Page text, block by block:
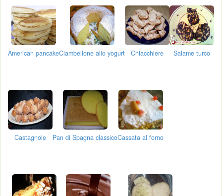
American pancakeCiambellone allo yogurt Chiacchiere Salame turco
Castagnole Pan di Spagna classicoCassata al forno